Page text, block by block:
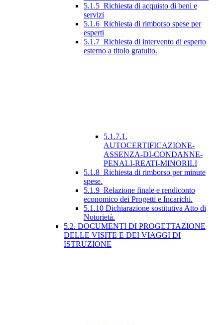
5.1.5_Richiesta di acquisto di beni e
servizi
5.1.6_Richiesta di rimborso spese per
esperti
5.1.7_Richiesta di intervento di esperto
esterno a titolo gratuito.
5.1.7.1.
AUTOCERTIFICAZIONE-
ASSENZA-DI-CONDANNE-
PENALI-REATI-MINORILI
5.1.8_Richiesta di rimborso per minute
spese.
5.1.9_Relazione finale e rendiconto
economico dei Progetti e Incarichi.
5.1.10 Dichiarazione sostitutiva Atto di
Notorietà.
5.2. DOCUMENTI DI PROGETTAZIONE
DELLE VISITE E DEI VIAGGI DI
ISTRUZIONE